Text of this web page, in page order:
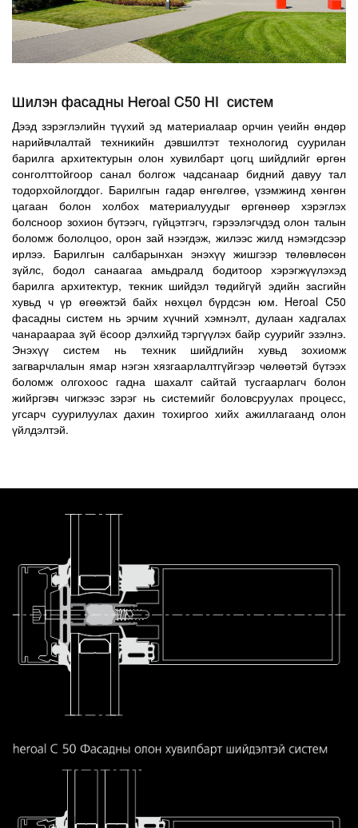
Шилэн фасадны Heroal C50 HI систем
Дээд зэрэглэлийн түүхий эд материалаар орчин үеийн өндөр
нарийвчлалтай техникийн дэвшилтэт технологид суурилан
барилга архитектурын олон хувилбарт цогц шийдлийг өргөн
сонголттойгоор санал болгож чадсанаар бидний давуу тал
тодорхойлогддог. Барилгын гадар өнгөлгөө, үзэмжинд хөнгөн
цагаан болон холбох материалуудыг өргөнөөр хэрэглэх
болсноор зохион бүтээгч, гүйцэтгэгч, гэрээлэгчдэд олон талын
боломж бололцоо, орон зай нээгдэж, жилээс жилд нэмэгдсээр
ирлээ. Барилгын салбарынхан энэхүү жишгээр төлөвлөсөн
зүйлс, бодол санаагаа амьдралд бодитоор хэрэгжүүлэхэд
барилга архитектур, текник шийдэл төдийгүй эдийн засгийн
хувьд ч үр өгөөжтэй байх нөхцөл бүрдсэн юм. Heroal C50
фасадны систем нь эрчим хүчний хэмнэлт, дулаан хадгалах
чанараараа зүй ёсоор дэлхийд тэргүүлэх байр суурийг эзэлнэ.
Энэхүү систем нь техник шийдлийн хувьд зохиомж
загварчлалын ямар нэгэн хязгаарлалтгүйгээр чөлөөтэй бүтээх
боломж олгохоос гадна шахалт сайтай тусгаарлагч болон
жийргэвч чигжээс зэрэг нь системийг боловсруулах процесс,
угсарч суурилуулах дахин тохиргоо хийх ажиллагаанд олон
үйлдэлтэй.